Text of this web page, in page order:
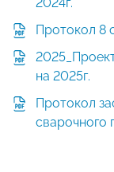
2024г.
Протокол 8
на 2025г.
Протокол
сварочного